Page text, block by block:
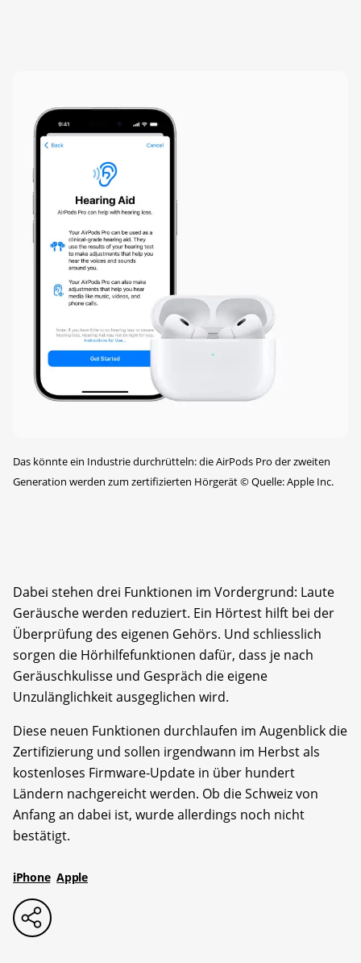
Das könnte ein Industrie durchrütteln: die AirPods Pro der zweiten
Generation werden zum zertifizierten Hörgerät©Quelle: Apple Inc.
Dabei stehen drei Funktionen im Vordergrund: Laute
Geräusche werden reduziert. Ein Hörtest hilft bei der
Überprüfung des eigenen Gehörs. Und schliesslich
sorgen die Hörhilfefunktionen dafür, dass je nach
Geräuschkulisse und Gespräch die eigene
Unzulänglichkeit ausgeglichen wird.
Diese neuen Funktionen durchlaufen im Augenblick die
Zertifizierung und sollen irgendwann im Herbst als
kostenloses Firmware-Update in über hundert
Ländern nachgereicht werden. Ob die Schweiz von
Anfang an dabei ist, wurde allerdings noch nicht
bestätigt.
iPhone Apple